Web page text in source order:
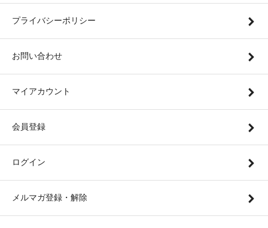
プライバシーポリシー
お問い合わせ
マイアカウント
会員登録
ログイン
メルマガ登録・解除